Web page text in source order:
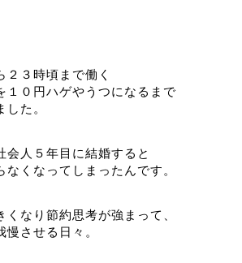
２３時頃まで働く
１０円ハゲやうつになるまで
た。
会人５年目に結婚すると
なくなってしまったんです。
なり節約思考が強まって、
させる日々。